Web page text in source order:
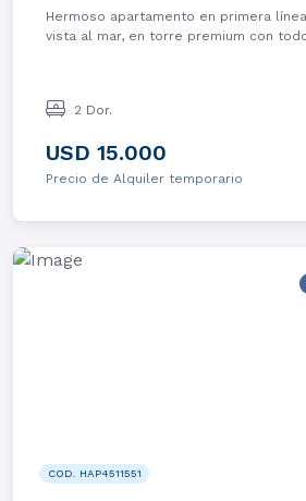
Hermoso apartamento en primera
vista al mar, en torre premium con
2 Dor.
USD 15.000
Precio de Alquiler temporario
COD. HAP4511551